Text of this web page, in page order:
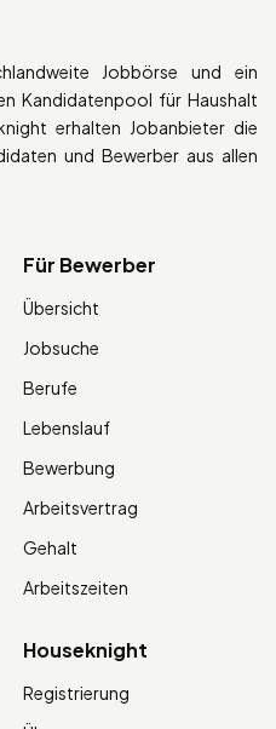
Jobbörse und ein
Kandidatenpool für Haushalt
erhalten Jobanbieter die
und Bewerber aus allen
Für Bewerber
Übersicht
Jobsuche
Berufe
Lebenslauf
Bewerbung
Arbeitsvertrag
Gehalt
Arbeitszeiten
Houseknight
Registrierung